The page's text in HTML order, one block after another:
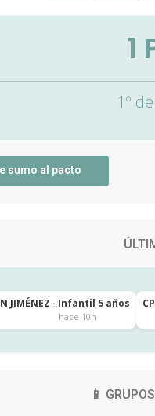
1
1º
sumo al pacto
JIMÉNEZ · Infantil 5 años
hace 10h
📱